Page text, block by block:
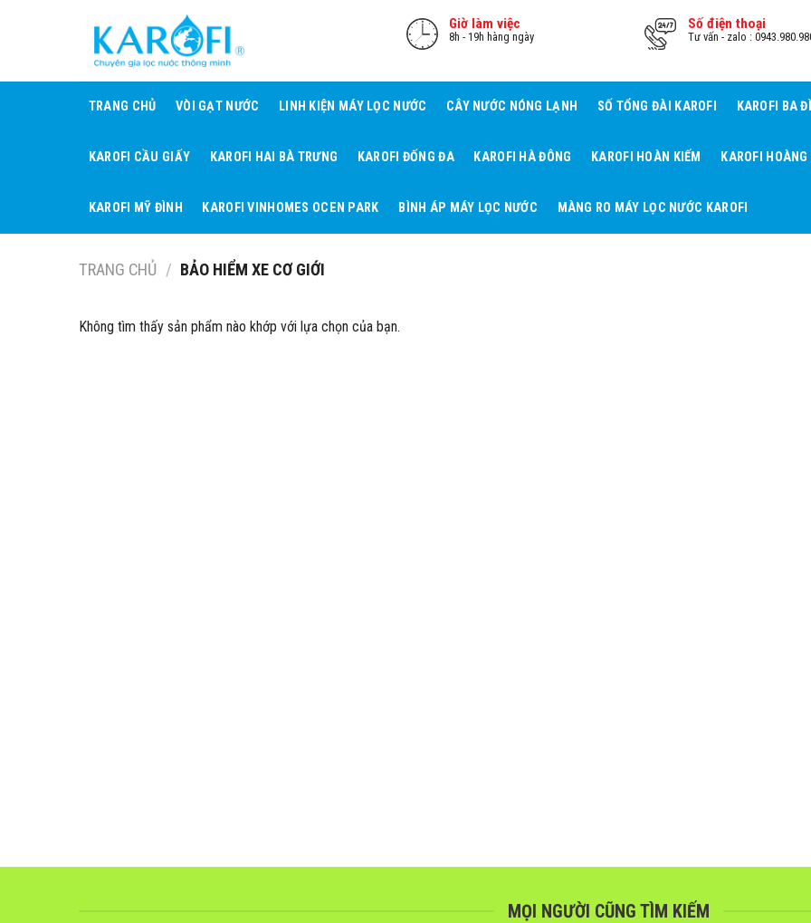
Giờ làm việc
8h - 19h hàng ngày
Số điện thoại
Tư vấn - zalo :
TRANG CHỦ VÒI GẠT NƯỚC LINH KIỆN MÁY LỌC NƯỚC CÂY NƯỚC NÓNG LẠNH SỐ TỔNG ĐÀI KAROFI KAROFI BA
KAROFI CẦU GIẤY KAROFI HAI BÀ TRƯNG KAROFI ĐỐNG ĐA KAROFI HÀ ĐÔNG KAROFI HOÀN KIẾM KAROFI
KAROFI MỸ ĐÌNH KAROFI VINHOMES OCEN PARK BÌNH ÁP MÁY LỌC NƯỚC MÀNG RO MÁY LỌC NƯỚC KAROFI
TRANG CHỦ / BẢO HIỂM XE CƠ GIỚI
Không tìm thấy sản phẩm nào khớp với lựa chọn của bạn.
MỌI NGƯỜI CŨNG TÌM KIẾM